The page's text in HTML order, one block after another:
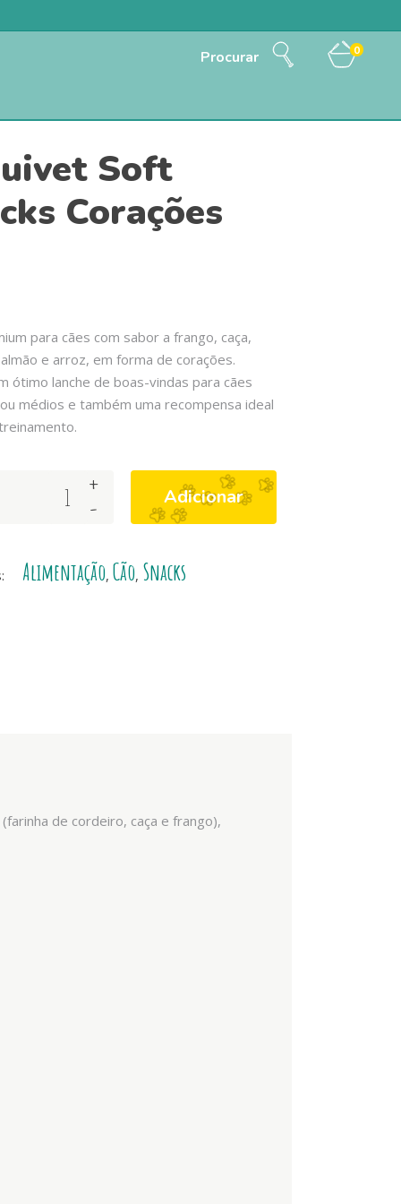
Procurar 0
Soft
Corações
para cães com sabor a frango, caça,
e arroz, em forma de corações.
ótimo lanche de boas-vindas para cães
médios e também uma recompensa ideal
-
+ Adicionar
Alimentação, Cão, Snacks
de cordeiro, caça e frango),